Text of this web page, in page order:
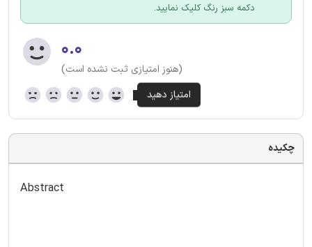
دکمه سبز رنگ کلیک نمایید.
۰.۰
(هنوز امتیازی ثبت نشده است)
چکیده
Abstract